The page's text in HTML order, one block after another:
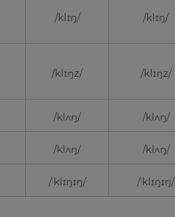
/klɪŋ/ /klɪŋ/
/klɪŋz/ /klɪŋz/
/klʌŋ/ /klʌŋ/
/klʌŋ/ /klʌŋ/
/ˈklɪŋɪŋ/ /ˈklɪŋɪŋ/